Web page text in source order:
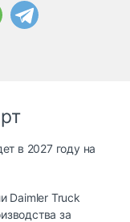
в 2027 году на
Daimler Truck
за